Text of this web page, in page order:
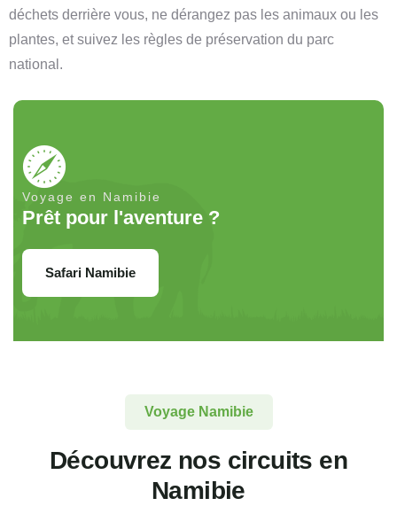
déchets derrière vous, ne dérangez pas les animaux ou les
plantes, et suivez les règles de préservation du parc
national.
Voyage en Namibie
Prêt pour l'aventure ?
Safari Namibie
Voyage Namibie
Découvrez nos circuits en
Namibie